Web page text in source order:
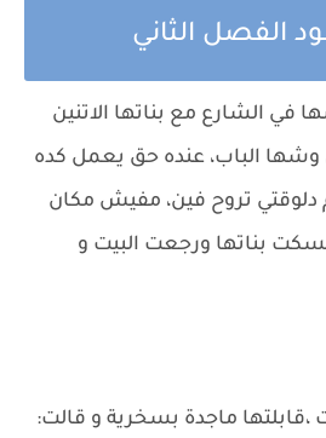
الفصل الثاني
في الشارع مع بناتها الاتنين
وشها الباب، عنده حق يعمل كده
دلوقتي تروح فين، مفيش مكان
بناتها ورجعت البيت و
ماجدة بسخرية و قالت: